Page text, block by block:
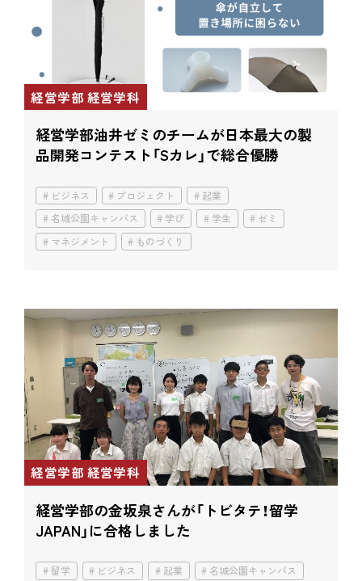
経営学部 経営学科
経営学部油井ゼミのチームが日本最大の製
品開発コンテスト「Sカレ」で総合優勝
ビジネス プロジェクト
起業
名城公園キャンパス
学び 学生
ゼミ
マネジメント
ものづくり
経営学部 経営学科
経営学部の金坂泉さんが「トビタテ！留学
JAPAN」に合格しました
留学 ビジネス 起業
名城公園キャンパス